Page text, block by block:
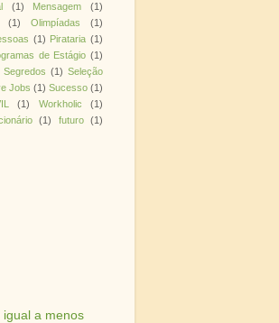
(1) Mensagem
(1)
(1) Olimpíadas
(1)
(1) Pirataria (1)
de Estágio (1)
Segredos (1) Seleção
Jobs (1) Sucesso (1)
(1) Workholic
(1)
(1) futuro
(1)
igual a menos